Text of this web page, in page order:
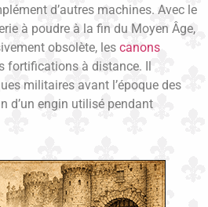
d’autres machines. Avec le
à poudre à la fin du Moyen Âge,
obsolète, les canons
fortifications à distance. Il
militaires avant l’époque des
d’un engin utilisé pendant